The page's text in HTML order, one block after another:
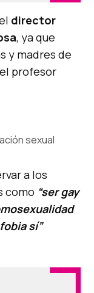
director
, ya que
y madres de
profesor
sexual
a los
como “ser gay
sí”